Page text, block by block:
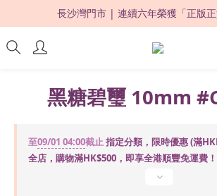
限時優惠：購買滿 HKD500，即
長沙灣門市 | 連續六年榮獲「正版正
限時優惠：購買滿 HKD500，即
黑糖碧璽 10mm
至09/01 04:00截止指定分類，限時優惠 (滿
全店，購物滿HK$500，即享全港順豐免運費！